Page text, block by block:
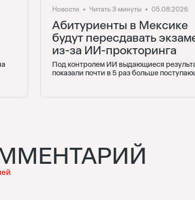
Новости Читать 3 минуты 05.08.2026
Абитуриенты в Мексике
будут пересдавать
из-за ИИ-прокторинга
Под контролем ИИ выдающиеся
показали почти в 5 раз больше